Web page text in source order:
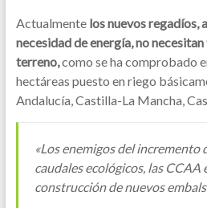
Actualmente los nuevos regadíos,
necesidad de energía, no
terreno,como se ha comprobado
hectáreas puesto en riego
Andalucía, Castilla-La Mancha,
«Los enemigos del incremento
caudales ecológicos, las CCAA
construcción de nuevos